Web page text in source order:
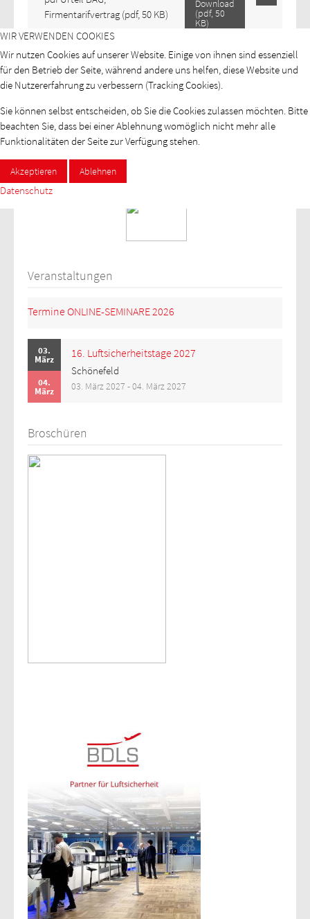
Firmentarifvertrag (pdf, 50 KB)
Download
(pdf, 50
KB)
Verweisungsklausel(pdf, 50 KB)
Download
(pdf,50
KB)
pdf Urteil BAG,
Reinigungspauschale(pdf, 96
KB)
(pdf,96
KB)
1
2
»
Veranstaltungen
Termine ONLINE-SEMINARE 2026
03.
März
04.
März
16. Luftsicherheitstage 2027
Schönefeld
03. März 2027 - 04. März 2027
Broschüren
WIR VERWENDEN COOKIES
Wir nutzen Cookies auf unserer Website. Einige von ihnen sind essenziell
für den Betrieb der Seite, während andere uns helfen, diese Website und
die Nutzererfahrung zu verbessern (Tracking Cookies).
Sie können selbst entscheiden, ob Sie die Cookies zulassen möchten. Bitte
beachten Sie, dass bei einer Ablehnung womöglich nicht mehr alle
Funktionalitäten der Seite zur Verfügung stehen.
Akzeptieren Ablehnen
Datenschutz